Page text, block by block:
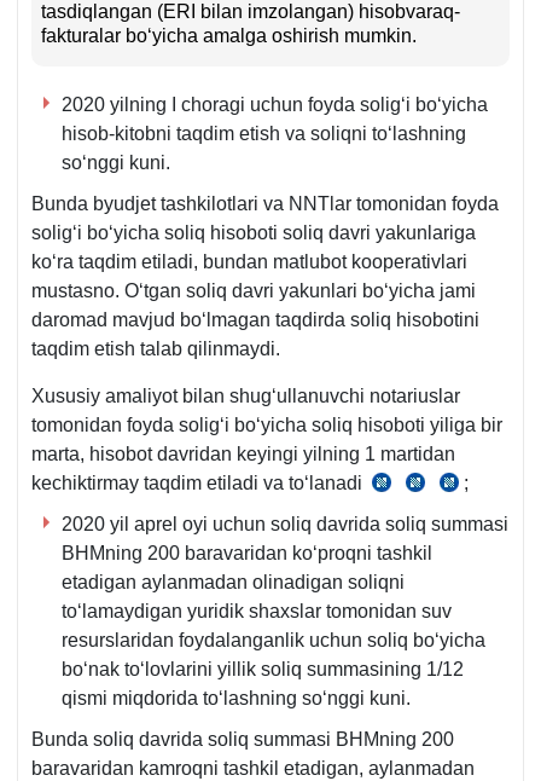
tasdiqlangan (ERI bilan imzolangan) hisobvaraq-
fakturalar boʻyicha amalga oshirish mumkin.
2020 yilning I choragi uchun foyda soligʻi boʻyicha
hisob-kitobni taqdim etish va soliqni toʻlashning
soʻnggi kuni.
Bunda byudjet tashkilotlari va NNTlar tomonidan foyda
soligʻi boʻyicha soliq hisoboti soliq davri yakunlariga
koʻra taqdim etiladi, bundan matlubot kooperativlari
mustasno. Oʻtgan soliq davri yakunlari boʻyicha jami
daromad mavjud boʻlmagan taqdirda soliq hisobotini
taqdim etish talab qilinmaydi.
Xususiy amaliyot bilan shugʻullanuvchi notariuslar
tomonidan foyda soligʻi boʻyicha soliq hisoboti yiliga bir
marta, hisobot davridan keyingi yilning 1 martidan
kechiktirmay taqdim etiladi va toʻlanadi
SK
339-
m.
5-
q.
2-
b.
SK
340-
m.
SK
480-
;
2020 yil aprel oyi uchun soliq davrida soliq summasi
BHMning 200 baravaridan koʻproqni tashkil
etadigan aylanmadan olinadigan soliqni
toʻlamaydigan yuridik shaхslar tomonidan suv
resurslaridan foydalanganlik uchun soliq boʻyicha
boʻnak toʻlovlarini yillik soliq summasining 1/12
qismi miqdorida toʻlashning soʻnggi kuni.
Bunda soliq davrida soliq summasi BHMning 200
baravaridan kamroqni tashkil etadigan, aylanmadan